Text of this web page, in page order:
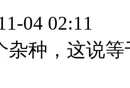
04 02:11
杂种，这说等